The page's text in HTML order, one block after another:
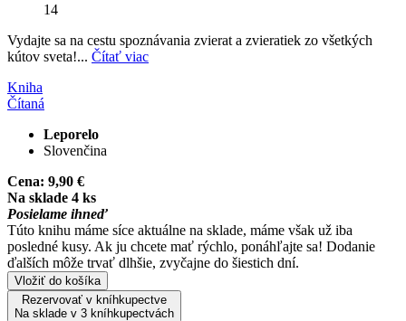
14
Vydajte sa na cestu spoznávania zvierat a zvieratiek zo všetkých
kútov sveta!... Čítať viac
Kniha
Čítaná
Leporelo
Slovenčina
Cena: 9,90 €
Na sklade 4 ks
Posielame ihneď
Túto knihu máme síce aktuálne na sklade, máme však už iba
posledné kusy. Ak ju chcete mať rýchlo, ponáhľajte sa! Dodanie
ďalších môže trvať dlhšie, zvyčajne do šiestich dní.
Vložiť do košíka
Rezervovať v kníhkupectve
Na sklade v 3 kníhkupectvách